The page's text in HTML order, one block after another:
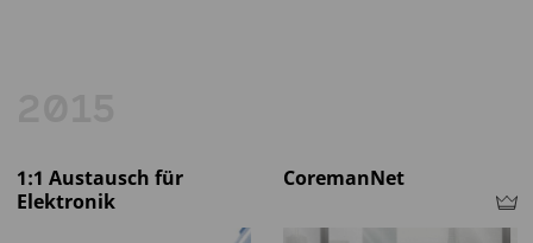
1:1 Austausch für
Elektronik
CoremanNet